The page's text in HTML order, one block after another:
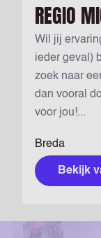
REGIO
Breda
Wil jij
ieder geval)
zoek naar
dan vooral
voor jou!...
Bekijk